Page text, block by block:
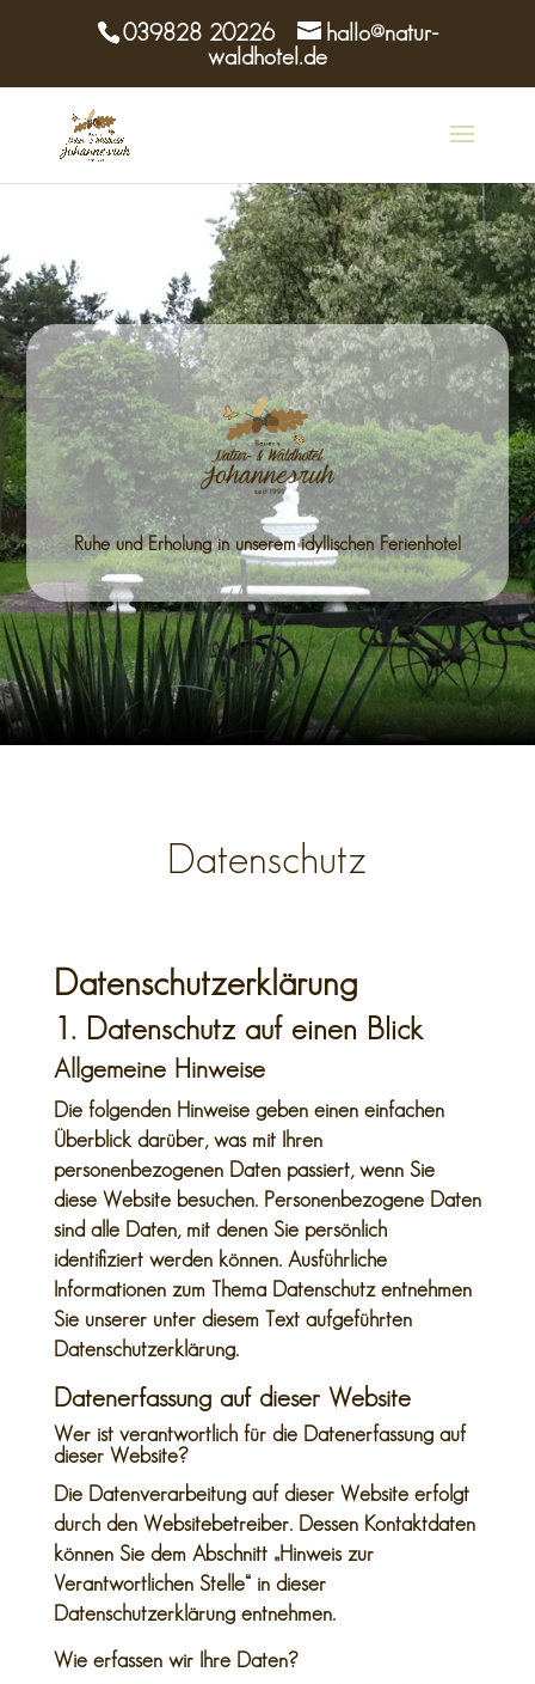
039828 20226
hallo@natur-
waldhotel.de
Ruhe und Erholung in unserem idyllischen Ferienhotel
Datenschutz
Datenschutz­erklärung
1. Datenschutz auf einen Blick
Allgemeine Hinweise
Die folgenden Hinweise geben einen einfachen
Überblick darüber, was mit Ihren
personenbezogenen Daten passiert, wenn Sie
diese Website besuchen. Personenbezogene Daten
sind alle Daten, mit denen Sie persönlich
identifiziert werden können. Ausführliche
Informationen zum Thema Datenschutz entnehmen
Sie unserer unter diesem Text aufgeführten
Datenschutzerklärung.
Datenerfassung auf dieser Website
Wer ist verantwortlich für die Datenerfassung auf
dieser Website?
Die Datenverarbeitung auf dieser Website erfolgt
durch den Websitebetreiber. Dessen Kontaktdaten
können Sie dem Abschnitt „Hinweis zur
Verantwortlichen Stelle“ in dieser
Datenschutzerklärung entnehmen.
Wie erfassen wir Ihre Daten?